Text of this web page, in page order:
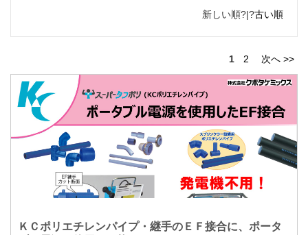
新しい順?|?古い順
1 2 次へ >>
ＫＣポリエチレンパイプ・継手のＥＦ接合に、ポータ